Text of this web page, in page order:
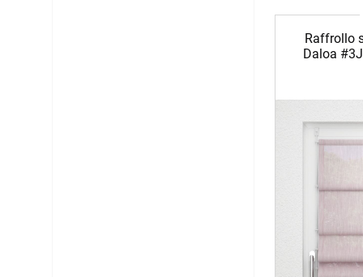
Raffrollo
Daloa